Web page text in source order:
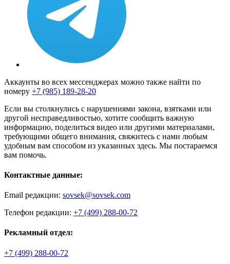
Аккаунты во всех мессенджерах можно также найти по
номеру +7 (985) 189-28-20
Если вы столкнулись с нарушениями закона, взятками или
другой несправедливостью, хотите сообщить важную
информацию, поделиться видео или другими материалами,
требующими общего внимания, свяжитесь с нами любым
удобным вам способом из указанных здесь. Мы постараемся
вам помочь.
Контактные данные:
Email редакции: sovsek@sovsek.com
Телефон редакции: +7 (499) 288-00-72
Рекламный отдел:
+7 (499) 288-00-72